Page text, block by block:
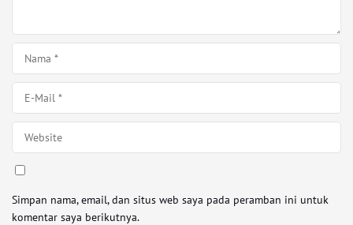
Simpan nama, email, dan situs web saya pada peramban ini untuk
komentar saya berikutnya.